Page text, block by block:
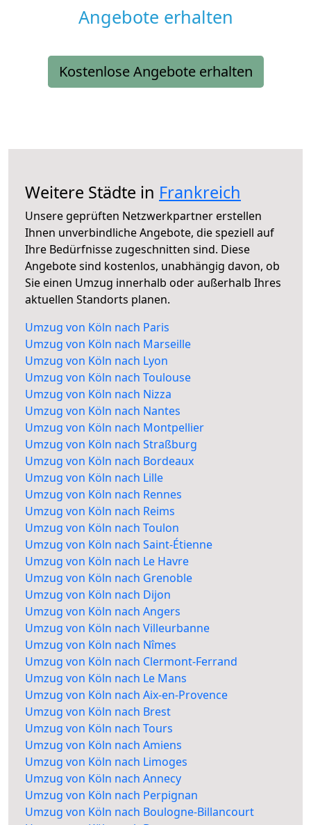
Angebote erhalten
Kostenlose Angebote erhalten
Weitere Städte in Frankreich
Unsere geprüften Netzwerkpartner erstellen
Ihnen unverbindliche Angebote, die speziell auf
Ihre Bedürfnisse zugeschnitten sind. Diese
Angebote sind kostenlos, unabhängig davon, ob
Sie einen Umzug innerhalb oder außerhalb Ihres
aktuellen Standorts planen.
Umzug von Köln nach Paris
Umzug von Köln nach Marseille
Umzug von Köln nach Lyon
Umzug von Köln nach Toulouse
Umzug von Köln nach Nizza
Umzug von Köln nach Nantes
Umzug von Köln nach Montpellier
Umzug von Köln nach Straßburg
Umzug von Köln nach Bordeaux
Umzug von Köln nach Lille
Umzug von Köln nach Rennes
Umzug von Köln nach Reims
Umzug von Köln nach Toulon
Umzug von Köln nach Saint-Étienne
Umzug von Köln nach Le Havre
Umzug von Köln nach Grenoble
Umzug von Köln nach Dijon
Umzug von Köln nach Angers
Umzug von Köln nach Villeurbanne
Umzug von Köln nach Nîmes
Umzug von Köln nach Clermont-Ferrand
Umzug von Köln nach Le Mans
Umzug von Köln nach Aix-en-Provence
Umzug von Köln nach Brest
Umzug von Köln nach Tours
Umzug von Köln nach Amiens
Umzug von Köln nach Limoges
Umzug von Köln nach Annecy
Umzug von Köln nach Perpignan
Umzug von Köln nach Boulogne-Billancourt